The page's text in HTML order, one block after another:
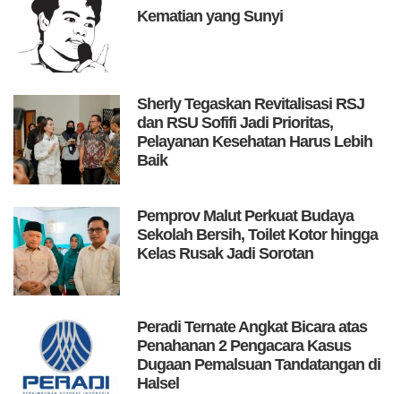
Kematian yang Sunyi
Sherly Tegaskan Revitalisasi RSJ
dan RSU Sofifi Jadi Prioritas,
Pelayanan Kesehatan Harus Lebih
Baik
Pemprov Malut Perkuat Budaya
Sekolah Bersih, Toilet Kotor hingga
Kelas Rusak Jadi Sorotan
Peradi Ternate Angkat Bicara atas
Penahanan 2 Pengacara Kasus
Dugaan Pemalsuan Tandatangan di
Halsel